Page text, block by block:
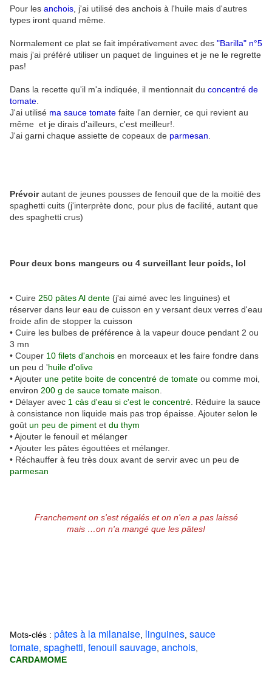
Pour les anchois , j'ai utilisé des anchois à l'huile mais d'autres
types iront quand même.
Normalement ce plat se fait impérativement avec des "Barilla" n°5
mais j'ai préféré utiliser un paquet de linguines et je ne le regrette
pas!
Dans la recette qu'il m'a indiquée, il mentionnait du concentré de
tomate
J'ai utilisé ma sauce tomate faite l'an dernier, ce qui revient au
même et je dirais d'ailleurs, c'est meilleur!.
J'ai garni chaque assiette de copeaux de parmesan
Prévoirautant de jeunes pousses de fenouil que de la moitié des
spaghetti cuits (j'interprète donc, pour plus de facilité, autant que
des spaghetti crus)
Pour deux bons mangeurs ou 4 surveillant leur poids, lol
• Cuire 250 pâtes Al dente (j'ai aimé avec les linguines) et
réserver dans leur eau de cuisson en y versant deux verres d'eau
froide afin de stopper la cuisson
• Cuire les bulbes de préférence à la vapeur douce pendant 2 ou
3 mn
• Couper 10 filets d'anchois en morceaux et les faire fondre dans
un peu d 'huile d'olive
• Ajouter une petite boite de concentré de tomate ou comme moi,
environ 200 g de sauce tomate maison
• Délayer avec 1 càs d'eau si c'est le concentré . Réduire la sauce
à consistance non liquide mais pas trop épaisse. Ajouter selon le
goût un peu de piment et du thym
• Ajouter le fenouil et mélanger
• Ajouter les pâtes égouttées et mélanger.
• Réchauffer à feu très doux avant de servir avec un peu de
parmesan
Franchement on s'est régalés et on n'en a pas laissé
mais …on n'a mangé que les pâtes!
Mots-clés : pâtes à la milanaise linguines sauce
tomate spaghetti fenouil sauvage anchois
CARDAMOME